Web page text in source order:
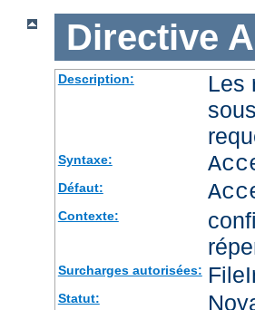
Directive
Description:
Les
Syntaxe:
Défaut:
Contexte:
Surcharges autorisées:
Statut: